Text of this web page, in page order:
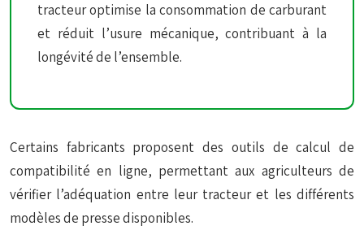
tracteur optimise la consommation de carburant
et réduit l’usure mécanique, contribuant à la
longévité de l’ensemble.
Certains fabricants proposent des outils decalcul de
compatibilitéen ligne, permettant aux agriculteurs de
vérifier l’adéquation entre leur tracteur et les différents
modèles de presse disponibles.